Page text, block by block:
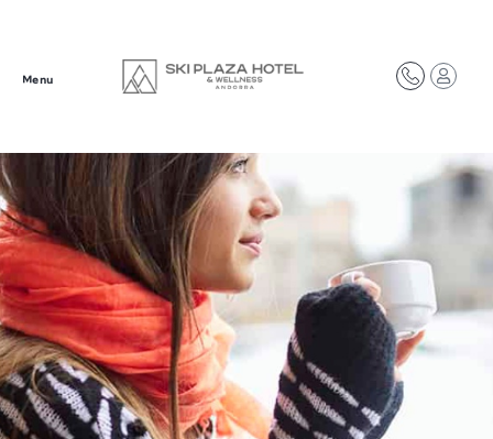
Menu